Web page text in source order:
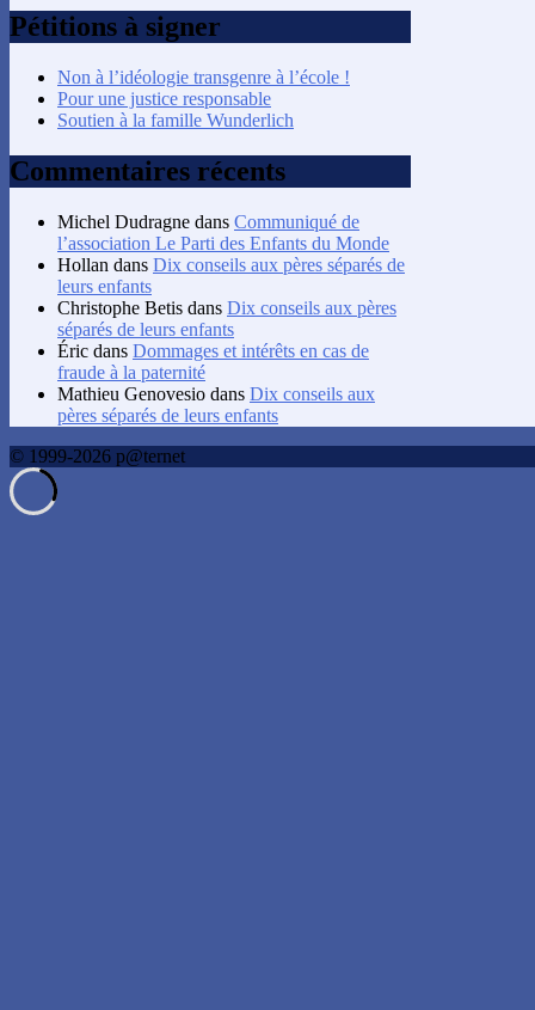
Pétitions à signer
Non à l’idéologie transgenre à l’école !
Pour une justice responsable
Soutien à la famille Wunderlich
Commentaires récents
Michel Dudragne dans Communiqué de
l’association Le Parti des Enfants du Monde
Hollan dans Dix conseils aux pères séparés de
leurs enfants
Christophe Betis dans Dix conseils aux pères
séparés de leurs enfants
Éric dans Dommages et intérêts en cas de
fraude à la paternité
Mathieu Genovesio dans Dix conseils aux
pères séparés de leurs enfants
© 1999-2026 p@ternet